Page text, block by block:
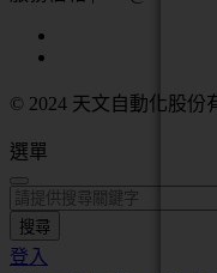
© 2024 天文自動化股份
選單
搜尋
登入